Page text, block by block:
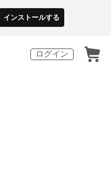
インストールする
ログイン